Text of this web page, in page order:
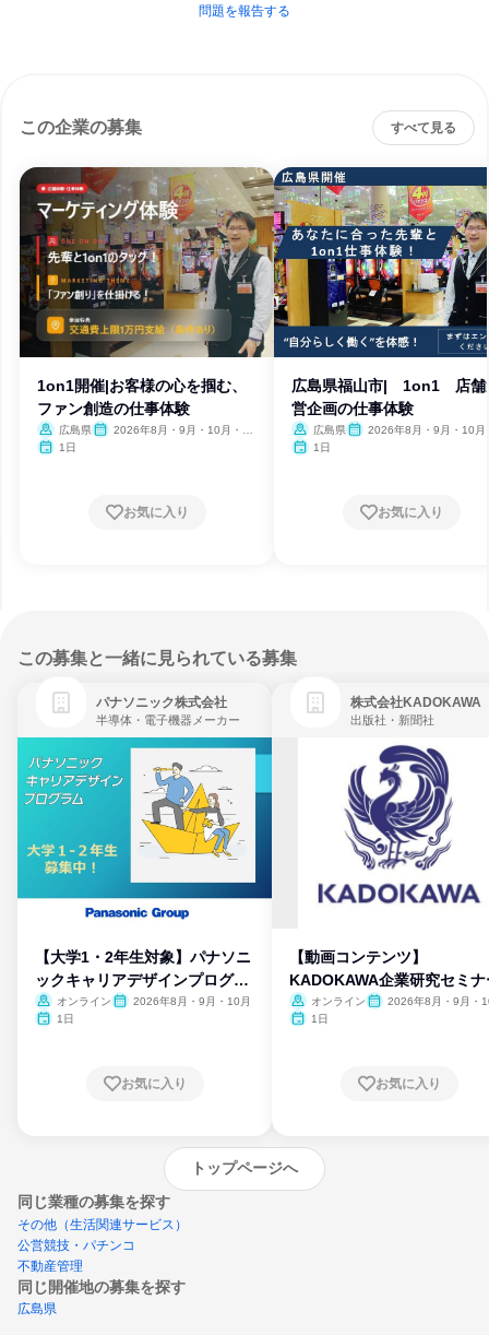
問題を報告する
この企業の募集 すべて見る
1on1開催|お客様の心を掴む、
ファン創造の仕事体験
広島県
2026年8月・9月・10月・11
1日
お気に入り
広島県福山市| 1on1 店舗
営企画の仕事体験
広島県
2026年8月・9月・10月
1日
お気に入り
この募集と一緒に見られている募集
パナソニック株式会社
半導体・電子機器メーカー
【大学1・2年生対象】パナソニ
ックキャリアデザインプログラ
ム
オンライン
2026年8月・9月・10月
1日
お気に入り
株式会社KADOKAWA
出版社・新聞社
【動画コンテンツ】
KADOKAWA企業研究セミナ
オンライン
2026年8月・9月・
1日
お気に入り
トップページへ
同じ業種の募集を探す
その他（生活関連サービス）
公営競技・パチンコ
不動産管理
同じ開催地の募集を探す
広島県